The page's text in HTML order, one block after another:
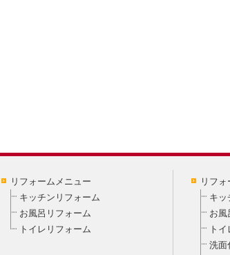
リフォームメニュー
キッチンリフォーム
お風呂リフォーム
トイレリフォーム
リフォ
キッ
お風
ト
洗面